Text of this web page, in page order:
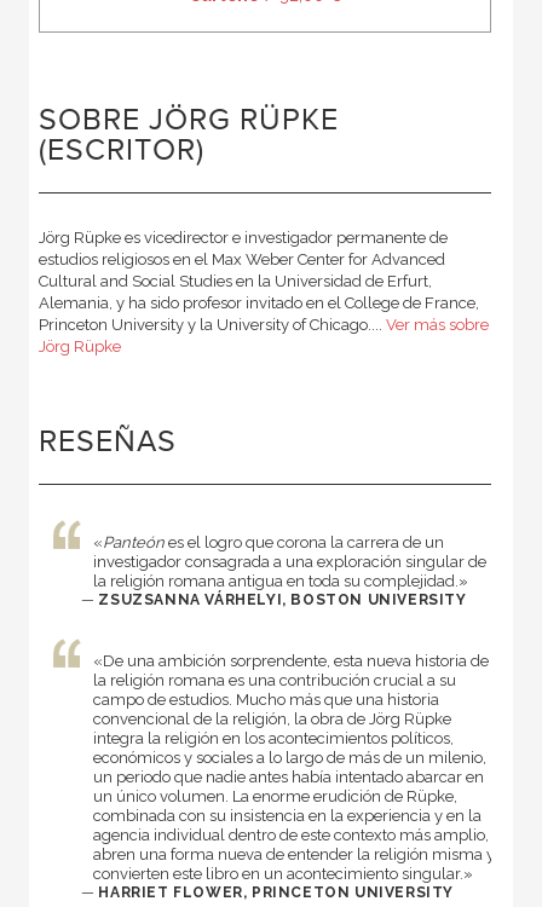
SOBRE JÖRG RÜPKE
(ESCRITOR)
Jörg Rüpke es vicedirector e investigador permanente de
estudios religiosos en el Max Weber Center for Advanced
Cultural and Social Studies en la Universidad de Erfurt,
Alemania, y ha sido profesor invitado en el College de France,
Princeton University y la University of Chicago.... Ver más sobre
Jörg Rüpke
RESEÑAS
«Panteónes el logro que corona la carrera de un
investigador consagrada a una exploración singular de
la religión romana antigua en toda su complejidad.»
— ZSUZSANNA VÁRHELYI, BOSTON UNIVERSITY
«De una ambición sorprendente, esta nueva historia de
la religión romana es una contribución crucial a su
campo de estudios. Mucho más que una historia
convencional de la religión, la obra de Jörg Rüpke
integra la religión en los acontecimientos políticos,
económicos y sociales a lo largo de más de un milenio,
un periodo que nadie antes había intentado abarcar en
un único volumen. La enorme erudición de Rüpke,
combinada con su insistencia en la experiencia y en la
agencia individual dentro de este contexto más amplio,
abren una forma nueva de entender la religión misma y
convierten este libro en un acontecimiento singular.»
— HARRIET FLOWER, PRINCETON UNIVERSITY